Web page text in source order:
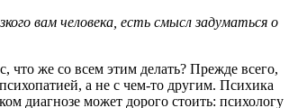
вам человека, есть смысл задуматься о
что же со всем этим делать? Прежде всего,
а не с чем-то другим. Психика
диагнозе может дорого стоить: психологу